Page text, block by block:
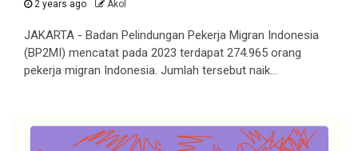
2 years ago Akol
JAKARTA - Badan Pelindungan Pekerja Migran Indonesia
(BP2MI) mencatat pada 2023 terdapat 274.965 orang
pekerja migran Indonesia. Jumlah tersebut naik...